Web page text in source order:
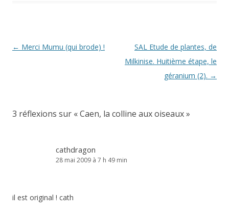
Navigation
← Merci Mumu (qui brode) !
SAL Etude de plantes, de
Milkinise. Huitième étape, le
géranium (2). →
3 réflexions sur «Caen, la colline aux oiseaux»
cathdragon
28 mai 2009 à 7 h 49 min
il est original ! cath